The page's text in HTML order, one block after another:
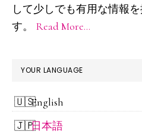
バ
ー
して少しでも有用な情報
す。 Read More…
YOUR LANGUAGE
English
日本語